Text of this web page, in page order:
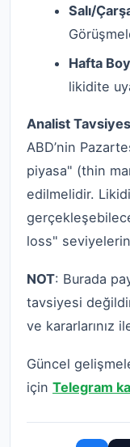
Salı/
Hafta
likidite
Analist
ABD’nin
piyasa" (thin
edilmelidir.
loss"
NOT: Burada
tavsiyesi
ve kararlarınız
Güncel
için Telegram